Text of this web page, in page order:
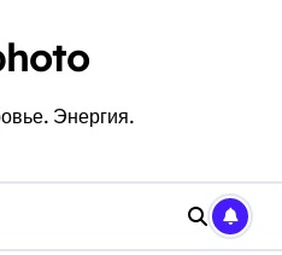
Энергия.